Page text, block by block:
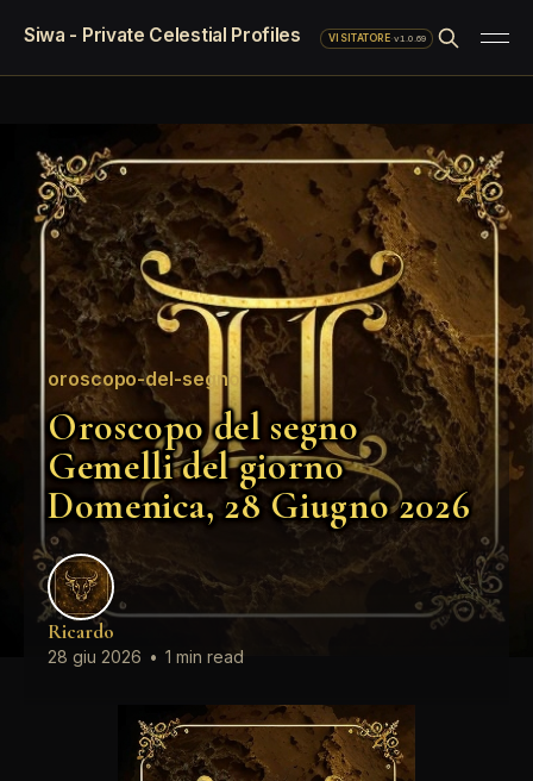
Siwa - Private Celestial Profiles VISITATORE·v1.0.69
oroscopo-del-segno
Oroscopo del segno
Gemelli del giorno
Domenica, 28 Giugno 2026
Ricardo
28 giu 2026 • 1 min read